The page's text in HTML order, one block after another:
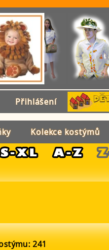
Přihlášení
Kolekce kostýmů
241